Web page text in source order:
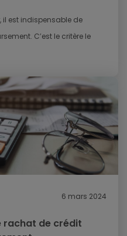
il est indispensable de
C’est le critère le
6 mars 2024
rachat de crédit